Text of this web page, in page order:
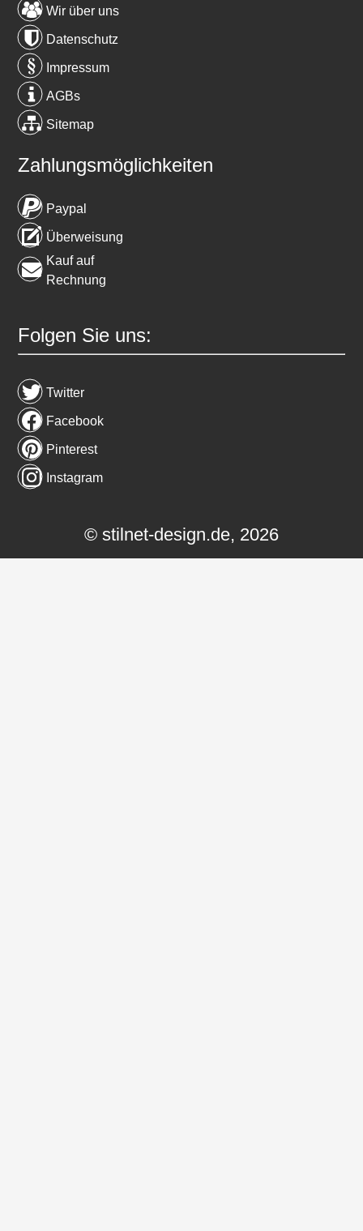
Wir über uns
Datenschutz
Impressum
AGBs
Sitemap
Zahlungsmöglichkeiten
Paypal
Überweisung
Kauf auf
Rechnung
Folgen Sie uns:
Twitter
Facebook
Pinterest
Instagram
© stilnet-design.de, 2026